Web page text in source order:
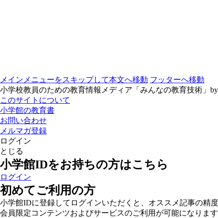
メインメニューをスキップして本文へ移動 フッターへ移動
小学校教員のための教育情報メディア「みんなの教育技術」
このサイトについて
小学館の教育書
お問い合わせ
メルマガ登録
ログイン
とじる
小学館IDをお持ちの方はこちら
ログイン
初めてご利用の方
小学館IDに登録してログインいただくと、オススメ記事の精
会員限定コンテンツおよびサービスのご利用が可能になりま